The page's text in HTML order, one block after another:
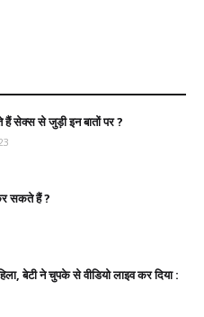
हैं सेक्स से जुड़ी इन बातों पर ?
सकते हैं ?
बेटी ने चुपके से वीडियो लाइव कर दिया :